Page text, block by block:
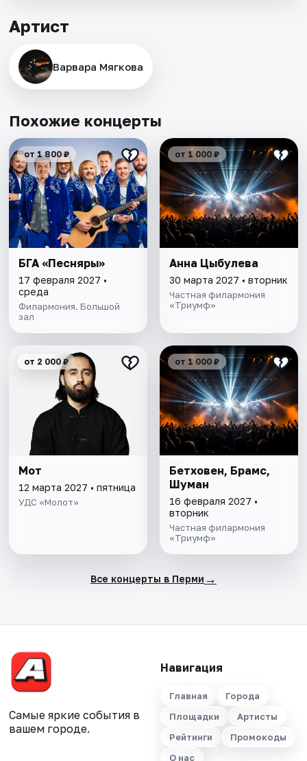
Артист
Варвара Мягкова
Похожие концерты
от 1 800 ₽
БГА «Песняры»
17 февраля 2027 •
среда
Филармония. Большой
зал
от 1 000 ₽
Анна Цыбулева
30 марта 2027 • вторник
Частная филармония
«Триумф»
от 2 000 ₽
Мот
12 марта 2027 • пятница
УДС «Молот»
от 1 000 ₽
Бетховен, Брамс,
Шуман
16 февраля 2027 •
вторник
Частная филармония
«Триумф»
Все концерты в Перми →
Самые яркие события в
вашем городе.
Навигация
Главная
Города
Площадки
Артисты
Рейтинги
Промокоды
О нас